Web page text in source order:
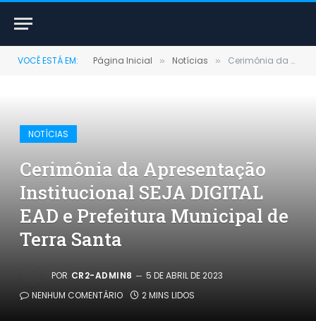
VOCÊ ESTÁ EM: Página Inicial » Notícias » Cerimônia da Apresentação Institucional SEJA DIGITAL EAD e Prefeitura Municipal de Terra Santa
NOTÍCIAS
Cerimônia da Apresentação
Institucional SEJA DIGITAL
EAD e Prefeitura Municipal de
Terra Santa
POR CR2-ADMIN8
5 DE ABRIL DE 2023
NENHUM COMENTÁRIO
2 MINS LIDOS